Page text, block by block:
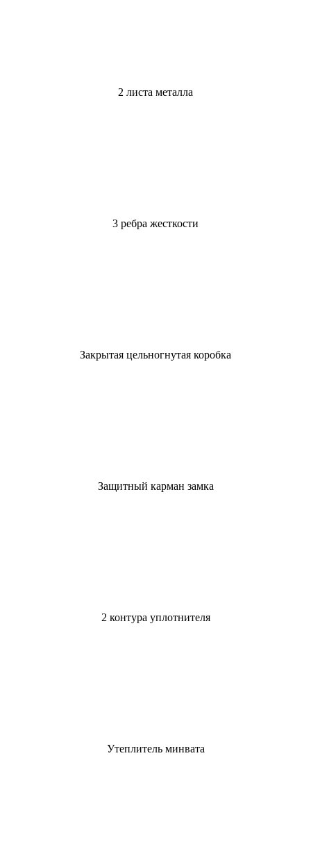
2 листа металла
3 ребра жесткости
Закрытая цельногнутая коробка
Защитный карман замка
2 контура уплотнителя
Утеплитель минвата